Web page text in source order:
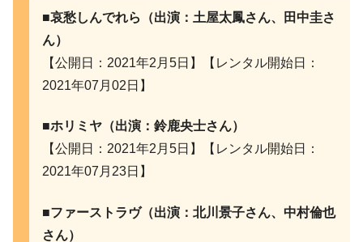
■哀愁しんでれら（出演：土屋太鳳さん、田中圭さ
ん）
【公開日：2021年2月5日】【レンタル開始日：
2021年07月02日】
■ホリミヤ（出演：鈴鹿央士さん）
【公開日：2021年2月5日】【レンタル開始日：
2021年07月23日】
■ファーストラヴ（出演：北川景子さん、中村倫也
さん）